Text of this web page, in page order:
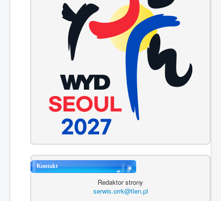
Kontakt
Redaktor strony
serwis.orrk@tlen.pl